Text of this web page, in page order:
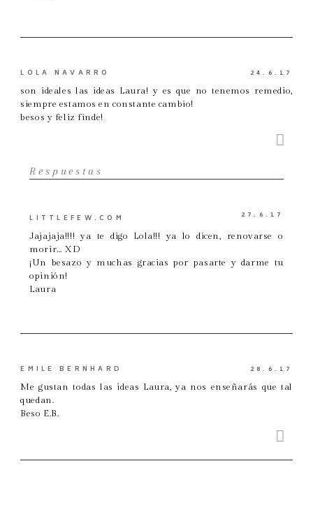
LOLA NAVARRO
24.6.17
son ideales las ideas Laura! y es que no tenemos remedio,
siempre estamos en constante cambio!
besos y feliz finde!
Respuestas
LITTLEFEW.COM
27.6.17
Jajajaja!!!! ya te digo Lola!!! ya lo dicen, renovarse o
morir... XD
¡Un besazo y muchas gracias por pasarte y darme tu
opinión!
Laura
EMILE BERNHARD
28.6.17
Me gustan todas las ideas Laura, ya nos enseñarás que tal
quedan.
Beso E.B.